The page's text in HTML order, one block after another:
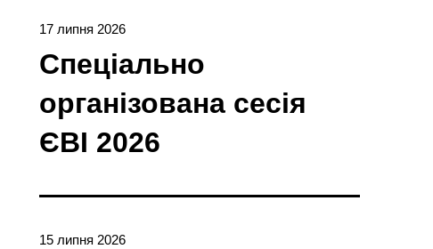
17 липня 2026
Спеціально
організована сесія
ЄBI 2026
15 липня 2026